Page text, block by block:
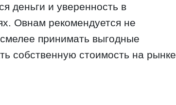
деньги и уверенность в
Овнам рекомендуется не
принимать выгодные
собственную стоимость на рынке